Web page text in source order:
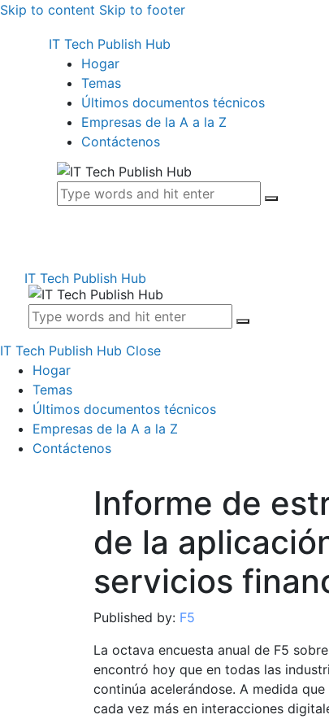
Skip to content Skip to footer
IT Tech Publish Hub
Hogar
Temas
Últimos documentos técnicos
Empresas de la A a la Z
Contáctenos
IT Tech Publish Hub
IT Tech Publish Hub Close
Hogar
Temas
Últimos documentos técnicos
Empresas de la A a la Z
Contáctenos
Informe de
de la
servicios
Published by: F5
La octava encuesta anual de F5
encontró hoy que en todas las
continúa acelerándose. A medida
cada vez más en interacciones